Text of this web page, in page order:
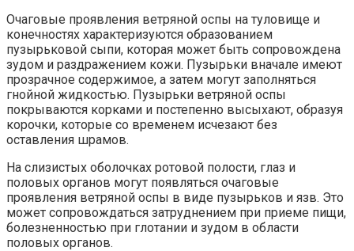
Очаговые проявления ветряной оспы на туловище и
конечностях характеризуются образованием
пузырьковой сыпи, которая может быть сопровождена
зудом и раздражением кожи. Пузырьки вначале имеют
прозрачное содержимое, а затем могут заполняться
гнойной жидкостью. Пузырьки ветряной оспы
покрываются корками и постепенно высыхают, образуя
корочки, которые со временем исчезают без
оставления шрамов.
На слизистых оболочках ротовой полости, глаз и
половых органов могут появляться очаговые
проявления ветряной оспы в виде пузырьков и язв. Это
может сопровождаться затруднением при приеме пищи,
болезненностью при глотании и зудом в области
половых органов.